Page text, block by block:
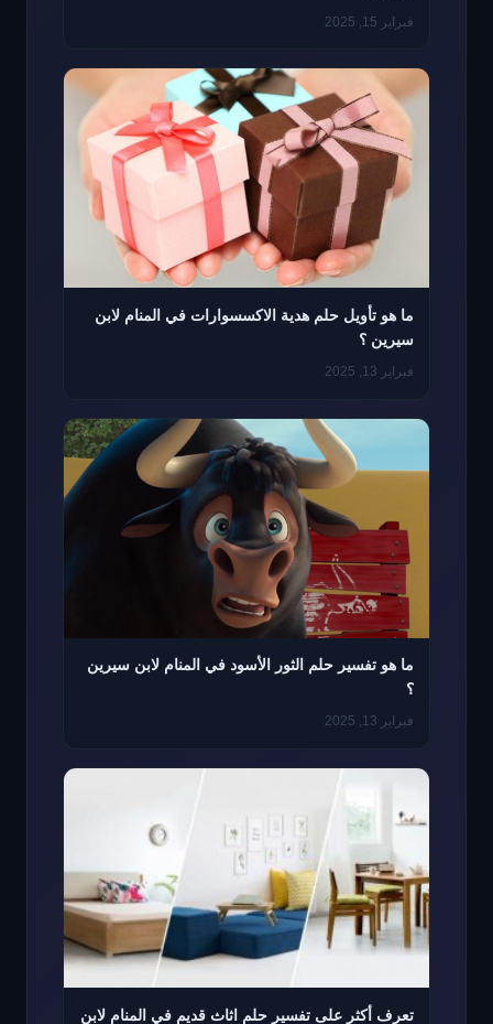
فبراير 15, 2025
ما هو تأويل حلم هدية الاكسسوارات في المنام لابن
سيرين ؟
فبراير 13, 2025
ما هو تفسير حلم الثور الأسود في المنام لابن سيرين
؟
فبراير 13, 2025
تعرف أكثر على تفسير حلم اثاث قديم في المنام لابن